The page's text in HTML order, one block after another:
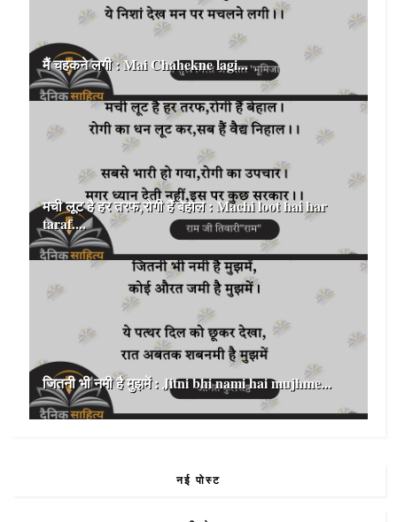
मैं चहकने लगी : Mai Chahekne lagi...
मची लूट है हर तरफ,रोगी हैं बेहाल : Machi loot hai har
taraf....
जितनी भी नमी है मुझमें : Jitni bhi nami hai mujhme...
नई पोस्ट